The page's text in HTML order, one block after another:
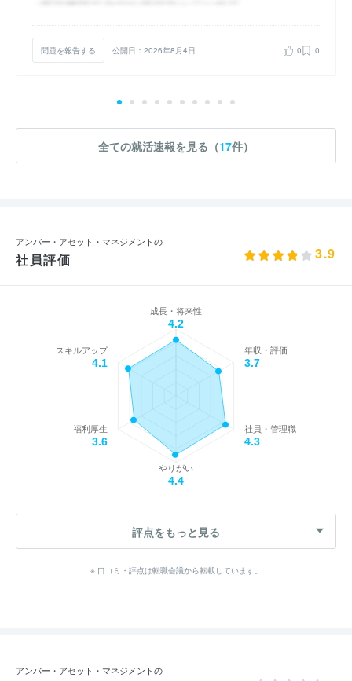
問題を報告する 公開日：2026年8月4日 0 0
全ての就活速報を見る（17件）
アンバー・アセット・マネジメントの
社員評価 3.9
成長・将来性
4.2
年収・評価
3.7
社員・管理職
4.3
やりがい
4.4
福利厚生
3.6
スキルアップ
4.1
評点をもっと見る
※ 口コミ・評点は転職会議から転載しています。
アンバー・アセット・マネジメントの